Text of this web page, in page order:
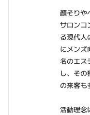
顔そりや
サロンコ
る現代人
にメンズ
名のエス
し、その
の来客も
活動理念